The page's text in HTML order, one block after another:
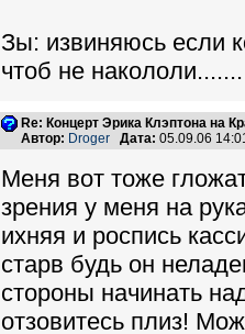
Зы: извиняюсь если
чтоб не
Re: Концерт Эрика Клэптона на
Автор: Droger Дата: 05.09.06
Меня вот тоже
зрения у меня на
ихняя и роспись
старв будь он
стороны начинать
отзовитесь плиз!